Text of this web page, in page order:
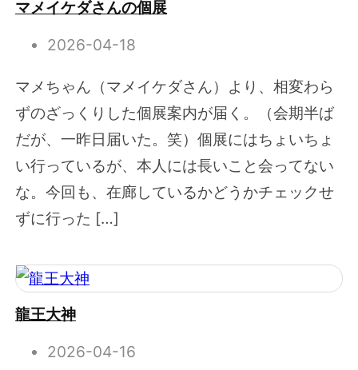
マメイケダさんの個展
2026-04-18
マメちゃん（マメイケダさん）より、相変わら
ずのざっくりした個展案内が届く。（会期半ば
だが、一昨日届いた。笑）個展にはちょいちょ
い行っているが、本人には長いこと会ってない
な。今回も、在廊しているかどうかチェックせ
ずに行った […]
龍王大神
2026-04-16